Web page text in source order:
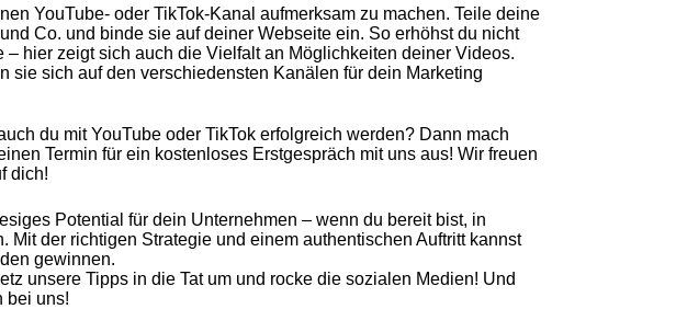
YouTube- oder TikTok-Kanal aufmerksam zu machen. Teile deine
Co. und binde sie auf deiner Webseite ein. So erhöhst du nicht
hier zeigt sich auch die Vielfalt an Möglichkeiten deiner Videos.
sie sich auf den verschiedensten Kanälen für dein Marketing
du mit YouTube oder TikTok erfolgreich werden? Dann mach
Termin für ein kostenloses Erstgespräch mit uns aus! Wir freuen
dich!
Potential für dein Unternehmen – wenn du bereit bist, in
Mit der richtigen Strategie und einem authentischen Auftritt kannst
gewinnen.
unsere Tipps in die Tat um und rocke die sozialen Medien! Und
bei uns!